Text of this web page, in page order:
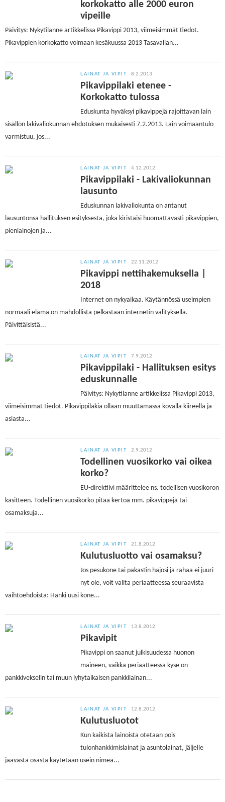
korkokatto alle 2000 euron
vipeille
Päivitys: Nykytilanne artikkelissa Pikavippi 2013, viimeisimmät tiedot.
Pikavippien korkokatto voimaan kesäkuussa 2013 Tasavallan...
LAINAT JA VIPIT 8.2.2013
Pikavippilaki etenee -
Korkokatto tulossa
Eduskunta hyväksyi pikavippejä rajoittavan lain
sisällön lakivaliokunnan ehdotuksen mukaisesti 7.2.2013. Lain voimaantulo
varmistuu, jos...
LAINAT JA VIPIT 4.12.2012
Pikavippilaki - Lakivaliokunnan
lausunto
Eduskunnan lakivaliokunta on antanut
lausuntonsa hallituksen esityksestä, joka kiristäisi huomattavasti pikavippien,
pienlainojen ja...
LAINAT JA VIPIT 22.11.2012
Pikavippi nettihakemuksella |
2018
Internet on nykyaikaa. Käytännössä useimpien
normaali elämä on mahdollista pelkästään internetin välityksellä.
Päivittäisistä...
LAINAT JA VIPIT 7.9.2012
Pikavippilaki - Hallituksen esitys
eduskunnalle
Päivitys: Nykytilanne artikkelissa Pikavippi 2013,
viimeisimmät tiedot. Pikavippilakia ollaan muuttamassa kovalla kiireellä ja
asiasta...
LAINAT JA VIPIT 2.9.2012
Todellinen vuosikorko vai oikea
korko?
EU-direktiivi määrittelee ns. todellisen vuosikoron
käsitteen. Todellinen vuosikorko pitää kertoa mm. pikavippejä tai
osamaksuja...
LAINAT JA VIPIT 21.8.2012
Kulutusluotto vai osamaksu?
Jos pesukone tai pakastin hajosi ja rahaa ei juuri
nyt ole, voit valita periaatteessa seuraavista
vaihtoehdoista: Hanki uusi kone...
LAINAT JA VIPIT 13.8.2012
Pikavipit
Pikavippi on saanut julkisuudessa huonon
maineen, vaikka periaatteessa kyse on
pankkivekselin tai muun lyhytaikaisen pankkilainan...
LAINAT JA VIPIT 12.8.2012
Kulutusluotot
Kun kaikista lainoista otetaan pois
tulonhankkimislainat ja asuntolainat, jäljelle
jäävästä osasta käytetään usein nimeä...